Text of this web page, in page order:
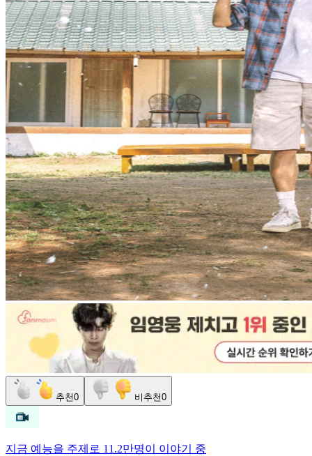
추천0 비추천0
지금 예능을 주제로 11.2만명이 이야기 중